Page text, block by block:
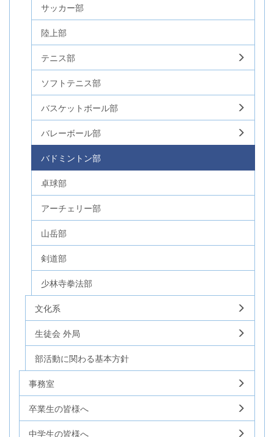
サッカー部
陸上部
テニス部
ソフトテニス部
バスケットボール部
バレーボール部
バドミントン部
卓球部
アーチェリー部
山岳部
剣道部
少林寺拳法部
文化系
生徒会 外局
部活動に関わる基本方針
事務室
卒業生の皆様へ
中学生の皆様へ